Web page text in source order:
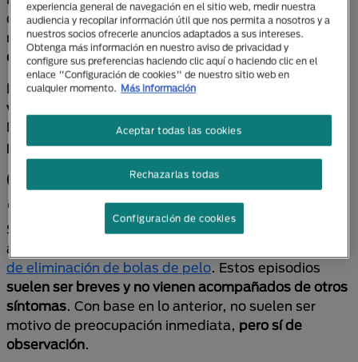
diferencia de un estornudo, que es más rápido y
nasal, la tos suele implicarun esfuerzo mayor desde
el pecho.
Este sonido no debe confundirse con arcadas,
vómitos o el que emiten al expulsar bolas de pelo
Escuchar cómo actúa un gato que está tosiendo
puede darte pistas sobre la causa.
Gato tosiendo ocasionalmente:
¿debo alarmarme?
Si tu gato tose de forma esporádica, puede deberse
a la presencia de polvo, pelusas o el
de eliminación de bolas de pelo. Estos episodios
suelen ser breves y no vienen acompañados de otros
síntomas. Con base en lo anterior, no suelen ser
motivo de preocupación inmediata, pero sí de
observación.
experiencia general de navegación en el sitio web, medir nuestra
audiencia y recopilar información útil que nos permita a nosotros y a
nuestros socios ofrecerle anuncios adaptados a sus intereses.
Obtenga más información en nuestro aviso de privacidad y
configure sus preferencias haciendo clic aquí o haciendo clic en el
enlace "Configuración de cookies" de nuestro sitio web en
cualquier momento.
Más información
Rechazarlas todas
Aceptar todas las cookies
Configuración de cookies